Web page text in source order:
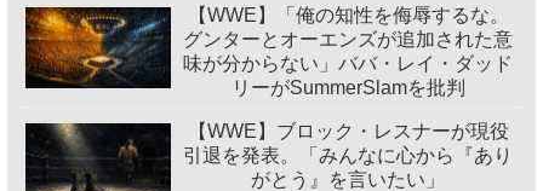
【WWE】「俺の知性を侮辱するな。
グンターとオーエンズが追加された意
味が分からない」ババ・レイ・ダッド
リーがSummerSlamを批判
【WWE】ブロック・レスナーが現役
引退を発表。「みんなに心から『あり
がとう』を言いたい」